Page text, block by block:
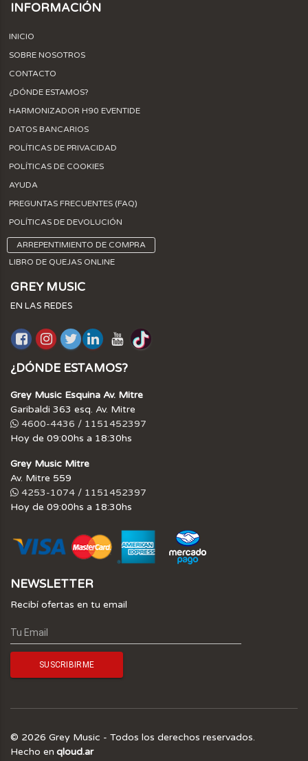
INFORMACIÓN
INICIO
SOBRE NOSOTROS
CONTACTO
¿DÓNDE ESTAMOS?
HARMONIZADOR H90 EVENTIDE
DATOS BANCARIOS
POLÍTICAS DE PRIVACIDAD
POLÍTICAS DE COOKIES
AYUDA
PREGUNTAS FRECUENTES (FAQ)
POLÍTICAS DE DEVOLUCIÓN
ARREPENTIMIENTO DE COMPRA
LIBRO DE QUEJAS ONLINE
GREY MUSIC
EN LAS REDES
¿DÓNDE ESTAMOS?
Grey Music Esquina Av. Mitre
Garibaldi 363 esq. Av. Mitre
4600-4436 / 1151452397
Hoy de 09:00hs a 18:30hs
Grey Music Mitre
Av. Mitre 559
4253-1074 / 1151452397
Hoy de 09:00hs a 18:30hs
NEWSLETTER
Recibí ofertas en tu email
© 2026 Grey Music - Todos los derechos reservados.
Hecho en qloud.ar